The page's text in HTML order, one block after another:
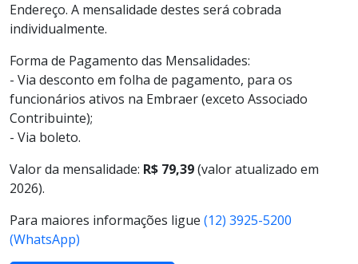
Endereço. A mensalidade destes será cobrada
individualmente.
Forma de Pagamento das Mensalidades:
- Via desconto em folha de pagamento, para os
funcionários ativos na Embraer (exceto Associado
Contribuinte);
- Via boleto.
Valor da mensalidade: R$ 79,39(valor atualizado em
2026).
Para maiores informações ligue (12) 3925-5200
(WhatsApp)